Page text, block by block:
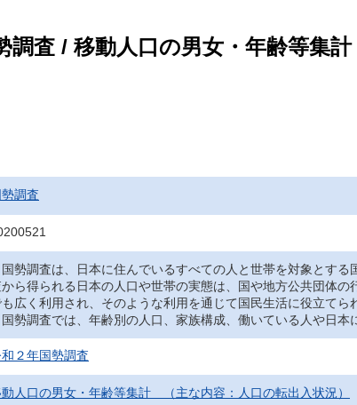
調査 / 移動人口の男女・年齢等集
勢調査
勢調査は、日本に住んでいるすべての人と世帯を対象とす
ら得られる日本の人口や世帯の実態は、国や地方公共団体
も広く利用され、そのような利用を通じて国民生活に役立てら
勢調査では、年齢別の人口、家族構成、働いている人や日本
２年国勢調査
人口の男女・年齢等集計 （主な内容：人口の転出入状況）